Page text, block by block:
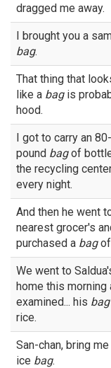
dragged me away.
I brought you a
bag.
That thing that
like a bagis
hood.
I got to carry an 80-
pound bagof
the recycling
every night.
And then he went
nearest grocer's
purchased a bagof
We went to
home this morning
examined... his bag
rice.
San-chan, bring me
ice bag.